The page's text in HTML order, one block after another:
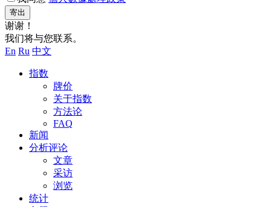
寄出
谢谢！
我们将与您联系。
En Ru 中文
指数
牌价
关于指数
方法论
FAQ
新闻
分析评论
文章
采访
浏览
统计